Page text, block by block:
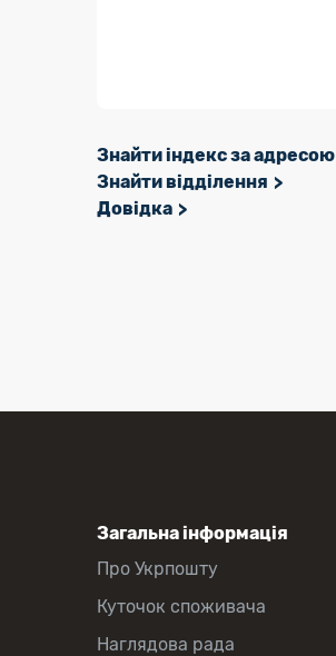
Знайти індекс за адресою
Знайти відділення
Довідка
Загальна інформація
Про Укрпошту
Куточок споживача
Наглядова рада